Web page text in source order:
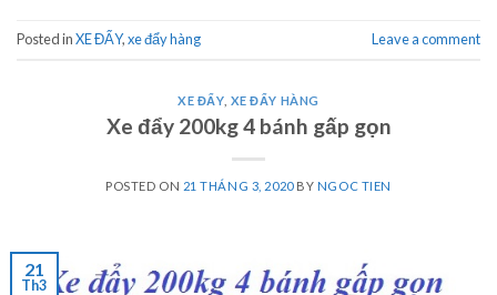
Posted inXE ĐẨY,xe đẩy hàng Leave a comment
XE ĐẨY, XE ĐẨY HÀNG
Xe đẩy 200kg 4 bánh gấp gọn
POSTED ON 21 THÁNG 3, 2020BY NGOC TIEN
21
Th3